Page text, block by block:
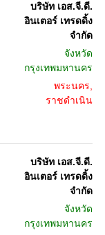
บริษัท เอส.จี.ดี.
อินเตอร์ เทรดดิ้ง
จำกัด
จังหวัด
กรุงเทพมหานคร
พระนคร,
ราชดำเนิน
บริษัท เอส.จี.ดี.
อินเตอร์ เทรดดิ้ง
จำกัด
จังหวัด
กรุงเทพมหานคร